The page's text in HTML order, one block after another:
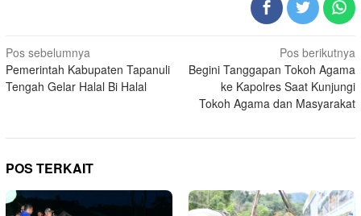
Navigasi
pos
Pos sebelumnya
Pemerintah Kabupaten Tapanuli
Tengah Gelar Halal Bi Halal
Pos berikutnya
Begini Tanggapan Tokoh Agama
ke Kapolres Saat Kunjungi
Tokoh Agama dan Masyarakat
POS TERKAIT